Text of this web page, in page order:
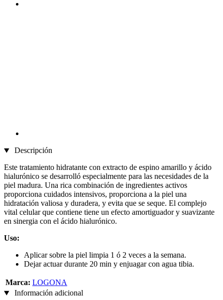
Descripción
Este tratamiento hidratante con extracto de espino amarillo y ácido
hialurónico se desarrolló especialmente para las necesidades de la
piel madura. Una rica combinación de ingredientes activos
proporciona cuidados intensivos, proporciona a la piel una
hidratación valiosa y duradera, y evita que se seque. El complejo
vital celular que contiene tiene un efecto amortiguador y suavizante
en sinergia con el ácido hialurónico.
Uso:
Aplicar sobre la piel limpia 1 ó 2 veces a la semana.
Dejar actuar durante 20 min y enjuagar con agua tibia.
Marca: LOGONA
Información adicional